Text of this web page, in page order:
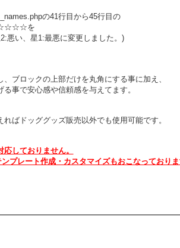
の41行目から45行目の
を
悪い、星1:最悪に変更しました。)
ブロックの上部だけを丸角にする事に加え、
事で安心感や信頼感を与えてます。
ばドッググッズ販売以外でも使用可能です。
しておりません。
プレート作成・カスタマイズもおこなっておりま